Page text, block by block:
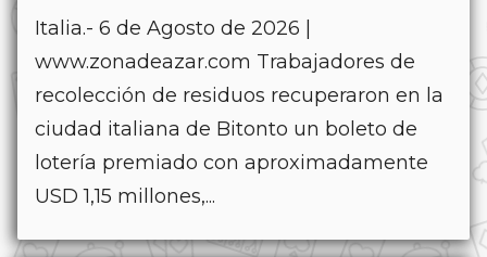
Italia.- 6 de Agosto de 2026 |
www.zonadeazar.com Trabajadores de
recolección de residuos recuperaron en la
ciudad italiana de Bitonto un boleto de
lotería premiado con aproximadamente
USD 1,15 millones,...